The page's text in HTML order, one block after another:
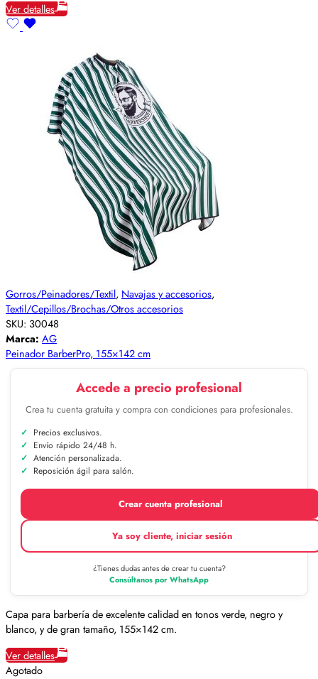
Ver detalles
Gorros/Peinadores/Textil, Navajas y accesorios,
Textil/Cepillos/Brochas/Otros accesorios
SKU: 30048
Marca: AG
Peinador BarberPro, 155×142 cm
Accede a precio profesional
Crea tu cuenta gratuita y compra con condiciones para profesionales.
Precios exclusivos.
Envío rápido 24/48 h.
Atención personalizada.
Reposición ágil para salón.
Crear cuenta profesional
Ya soy cliente, iniciar sesión
¿Tienes dudas antes de crear tu cuenta?
Consúltanos por WhatsApp
Capa para barbería de excelente calidad en tonos verde, negro y
blanco, y de gran tamaño, 155×142 cm.
Ver detalles
Agotado